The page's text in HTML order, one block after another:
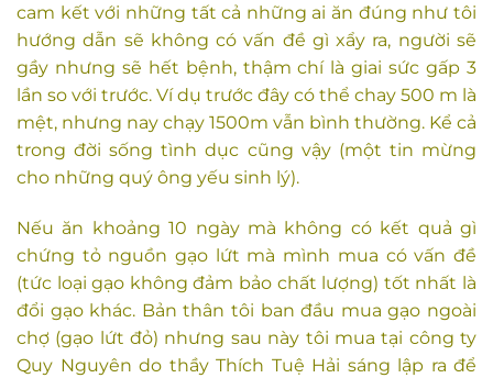
cam kết với những tất cả những ai ăn đúng như tôi
hướng dẫn sẽ không có vấn đề gì xẩy ra, người sẽ
gầy nhưng sẽ hết bệnh, thậm chí là giai sức gấp 3
lần so với trước. Ví dụ trước đây có thể chay 500 m là
mệt, nhưng nay chạy 1500m vẫn bình thường. Kể cả
trong đời sống tình dục cũng vậy (một tin mừng
cho những quý ông yếu sinh lý).
Nếu ăn khoảng 10 ngày mà không có kết quả gì
chứng tỏ nguồn gạo lứt mà mình mua có vấn đề
(tức loại gạo không đảm bảo chất lượng) tốt nhất là
đổi gạo khác. Bản thân tôi ban đầu mua gạo ngoài
chợ (gạo lứt đỏ) nhưng sau này tôi mua tại công ty
Quy Nguyên do thầy Thích Tuệ Hải sáng lập ra để